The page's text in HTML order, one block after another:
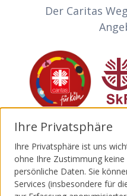
Partner-Links
Der Caritas
Caritas
Invia
Ihre Privatsphäre
Ihre Privatsphäre ist uns
ohne Ihre Zustimmung
persönliche Daten. Sie
Services (insbesondere für